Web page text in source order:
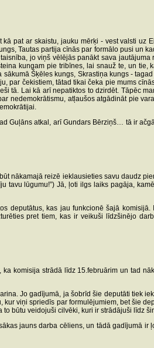
pat ar skaistu, jauku mērķi - vest valsti uz
Tautas partija cīnās par formālo pusi un
jo viņš vēlējās panākt sava
kungam pie tribīnes, lai snauž te, un tie,
Šķēles kungs, Skrastiņa kungs -
čekistiem, tātad tikai čeka pie mums
tā. Lai kā arī nepatiktos to dzirdēt. Tāpēc
nedemokrātismu, atļaušos atgādināt pie
Guļāns atkal, arī Gundars Bērziņš… tā ir
nākamajā reizē ieklausieties savu daudz
lūgumu!”) Jā, ļoti ilgs laiks pagāja,
deputātus, kas jau funkcionē šajā
pret tiem, kas ir veikuši līdzšinējo
komisija strādā līdz 15.februārim un tad
Jo gadījumā, ja šobrīd šie deputāti tiek
viņi spriedīs par formulējumiem, bet šie
būtu veidojuši cilvēki, kuri ir strādājuši līdz
jauns darba cēliens, un tādā gadījumā ir